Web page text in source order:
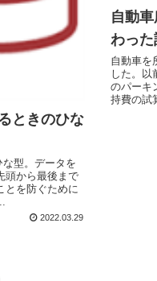
ときのひな
型。データを
頭から最後まで
とを防ぐために
2022.03.29
自動
わった
自動車を
した。以
のパーキ
持費の試